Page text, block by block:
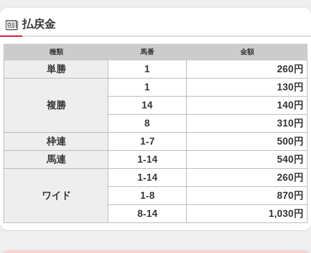
払戻金
種類 馬番 金額
単勝 1 260円
複勝
1
130円
14
140円
8
310円
枠連
1-7
500円
馬連
1-14 540円
ワイド
1-14
260円
1-8
870円
8-14
1,030円